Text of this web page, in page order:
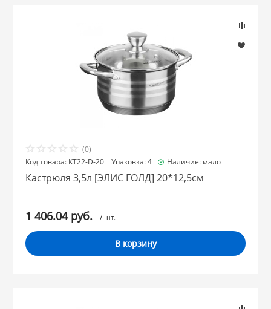
(0)
Наличие: мало
Код товара: КТ22-D-20 Упаковка: 4
Кастрюля 3,5л [ЭЛИС ГОЛД] 20*12,5см
1 406.04 руб. / шт.
В корзину